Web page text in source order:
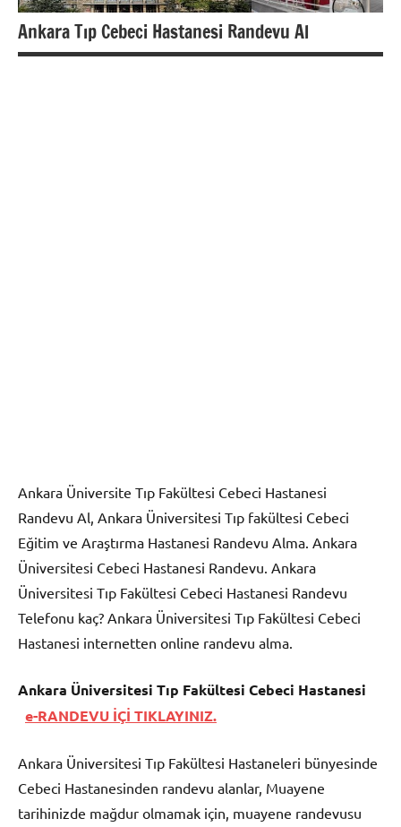
Ankara Tıp Cebeci Hastanesi Randevu Al
Ankara Üniversite Tıp Fakültesi Cebeci Hastanesi
Randevu Al, Ankara Üniversitesi Tıp fakültesi Cebeci
Eğitim ve Araştırma Hastanesi Randevu Alma. Ankara
Üniversitesi Cebeci Hastanesi Randevu. Ankara
Üniversitesi Tıp Fakültesi Cebeci Hastanesi Randevu
Telefonu kaç? Ankara Üniversitesi Tıp Fakültesi Cebeci
Hastanesi internetten online randevu alma.
Ankara Üniversitesi Tıp Fakültesi Cebeci Hastanesi
e-RANDEVU İÇİ TIKLAYINIZ.
Ankara Üniversitesi Tıp Fakültesi Hastaneleri bünyesinde
Cebeci Hastanesinden randevu alanlar, Muayene
tarihinizde mağdur olmamak için, muayene randevusu